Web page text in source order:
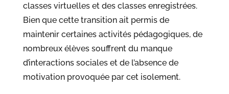
classes virtuelles et des classes enregistrées.
Bien que cette transition ait permis de
maintenir certaines activités pédagogiques, de
nombreux élèves souffrent du manque
d’interactions sociales et de l’absence de
motivation provoquée par cet isolement.